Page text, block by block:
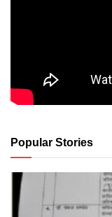
Popular Stories